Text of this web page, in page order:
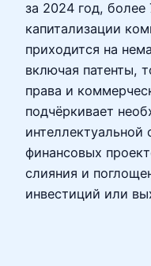
за 2024 год, более
капитализации
приходится на
включая патенты,
права и
подчёркивает
интеллектуальной
финансовых
слияния и
инвестиций или